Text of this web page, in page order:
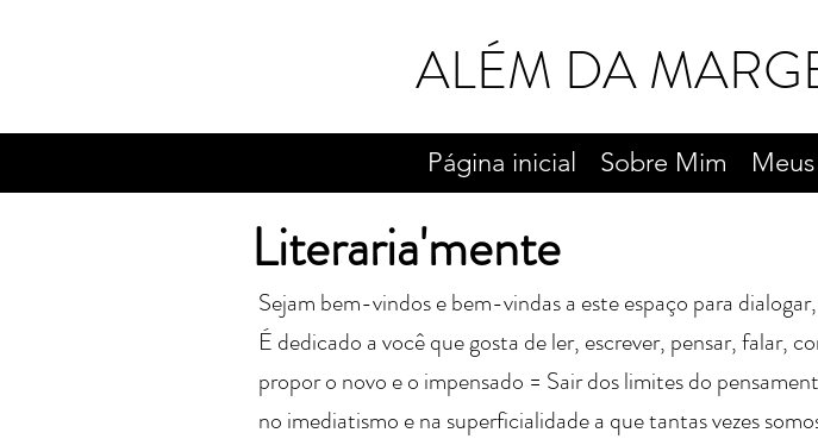
ALÉM DA
Página inicial Sobre Mim
Literaria'mente
Sejam bem-vindos e bem-vindas a este espaço para
É dedicado a você que gosta de ler, escrever, pensar, falar,
propor o novo e o impensado = Sair dos limites do
no imediatismo e na superficialidade a que tantas vezes